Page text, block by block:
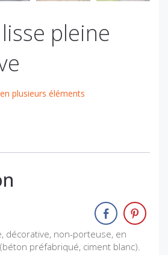
pleine
plusieurs éléments
décorative, non-porteuse, en
préfabriqué, ciment blanc).